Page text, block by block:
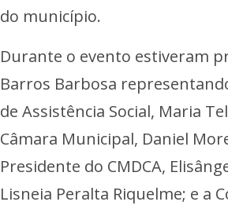
do município.
Durante o evento estiveram
Barros Barbosa
de Assistência Social, Maria
Câmara Municipal, Daniel
Presidente do CMDCA,
Lisneia Peralta Riquelme; e a